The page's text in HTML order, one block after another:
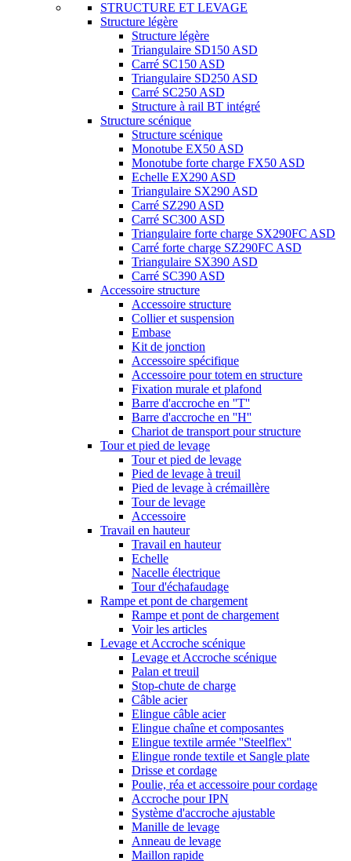
STRUCTURE ET LEVAGE
Structure légère
Structure légère
Triangulaire SD150 ASD
Carré SC150 ASD
Triangulaire SD250 ASD
Carré SC250 ASD
Structure à rail BT intégré
Structure scénique
Structure scénique
Monotube EX50 ASD
Monotube forte charge FX50 ASD
Echelle EX290 ASD
Triangulaire SX290 ASD
Carré SZ290 ASD
Carré SC300 ASD
Triangulaire forte charge SX290FC ASD
Carré forte charge SZ290FC ASD
Triangulaire SX390 ASD
Carré SC390 ASD
Accessoire structure
Accessoire structure
Collier et suspension
Embase
Kit de jonction
Accessoire spécifique
Accessoire pour totem en structure
Fixation murale et plafond
Barre d'accroche en ''T''
Barre d'accroche en ''H''
Chariot de transport pour structure
Tour et pied de levage
Tour et pied de levage
Pied de levage à treuil
Pied de levage à crémaillère
Tour de levage
Accessoire
Travail en hauteur
Travail en hauteur
Echelle
Nacelle électrique
Tour d'échafaudage
Rampe et pont de chargement
Rampe et pont de chargement
Voir les articles
Levage et Accroche scénique
Levage et Accroche scénique
Palan et treuil
Stop-chute de charge
Câble acier
Elingue câble acier
Elingue chaîne et composantes
Elingue textile armée ''Steelflex''
Elingue ronde textile et Sangle plate
Drisse et cordage
Poulie, réa et accessoire pour cordage
Accroche pour IPN
Système d'accroche ajustable
Manille de levage
Anneau de levage
Maillon rapide